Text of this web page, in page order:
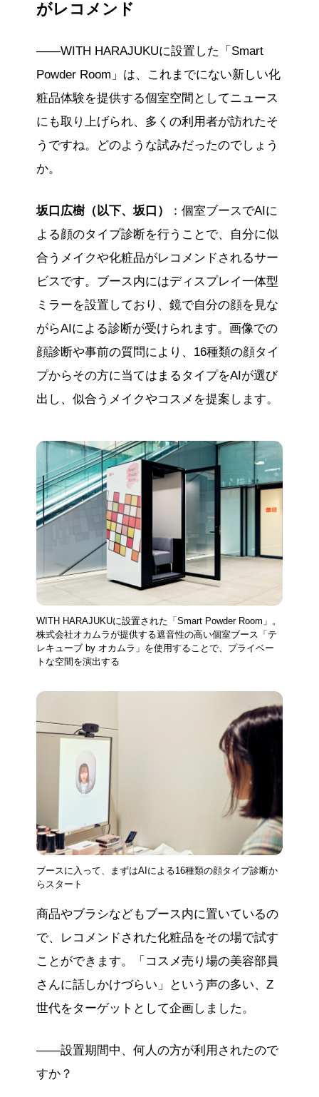
がレコメンド
——WITH HARAJUKUに設置した「Smart
Powder Room」は、これまでにない新しい化
粧品体験を提供する個室空間としてニュース
にも取り上げられ、多くの利用者が訪れたそ
うですね。どのような試みだったのでしょう
か。
坂口広樹（以下、坂口）
：個室ブースでAIに
よる顔のタイプ診断を行うことで、自分に似
合うメイクや化粧品がレコメンドされるサー
ビスです。ブース内にはディスプレイ一体型
ミラーを設置しており、鏡で自分の顔を見な
がらAIによる診断が受けられます。画像での
顔診断や事前の質問により、16種類の顔タイ
プからその方に当てはまるタイプをAIが選び
出し、似合うメイクやコスメを提案します。
WITH HARAJUKUに設置された「Smart Powder Room」。
株式会社オカムラが提供する遮音性の高い個室ブース「テ
レキューブ by オカムラ」を使用することで、プライベー
トな空間を演出する
ブースに入って、まずはAIによる16種類の顔タイプ診断か
らスタート
商品やブラシなどもブース内に置いているの
で、レコメンドされた化粧品をその場で試す
ことができます。「コスメ売り場の美容部員
さんに話しかけづらい」という声の多い、Z
世代をターゲットとして企画しました。
——設置期間中、何人の方が利用されたので
すか？